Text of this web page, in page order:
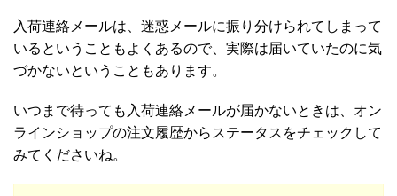
入荷連絡メールは、迷惑メールに振り分けられてしまって
いるということもよくあるので、実際は届いていたのに気
づかないということもあります。
いつまで待っても入荷連絡メールが届かないときは、オン
ラインショップの注文履歴からステータスをチェックして
みてくださいね。